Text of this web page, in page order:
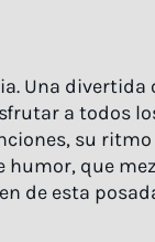
Una divertida
a todos
su
humor, que
de esta